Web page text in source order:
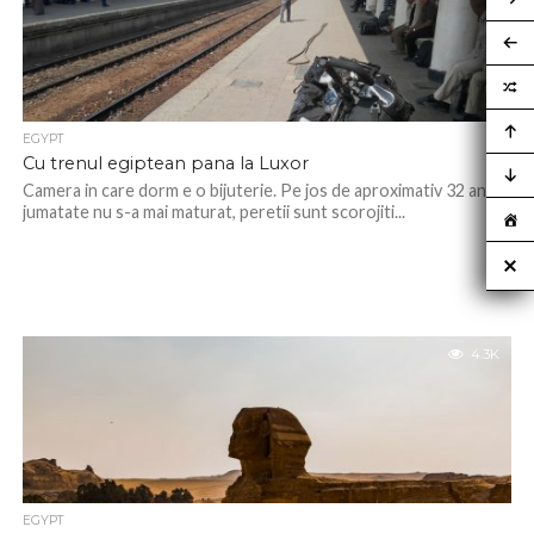
EGYPT
Cu trenul egiptean pana la Luxor
Camera in care dorm e o bijuterie. Pe jos de aproximativ 32 ani si
jumatate nu s-a mai maturat, peretii sunt scorojiti...
4.3K
EGYPT